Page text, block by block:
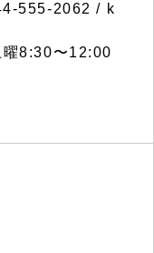
555-2062 / k
8:30〜12:00